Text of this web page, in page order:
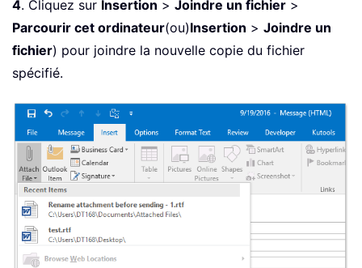
4. Cliquez sur Insertion > Joindre un fichier >
Parcourir cet ordinateur(ou)Insertion > Joindre un
fichier) pour joindre la nouvelle copie du fichier
spécifié.